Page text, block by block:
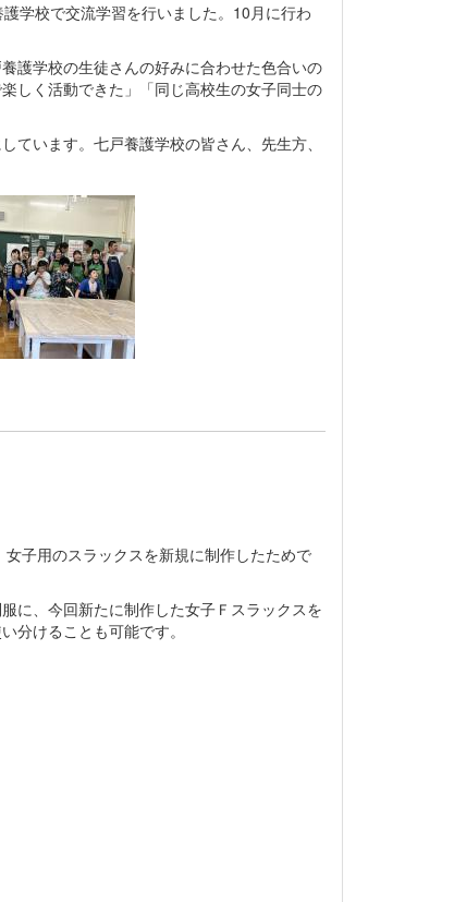
学校で交流学習を行いました。10月に行わ
護学校の生徒さんの好みに合わせた色合いの
しく活動できた」「同じ高校生の女子同士の
います。七戸養護学校の皆さん、先生方、
子用のスラックスを新規に制作したためで
に、今回新たに制作した女子Ｆスラックスを
分けることも可能です。